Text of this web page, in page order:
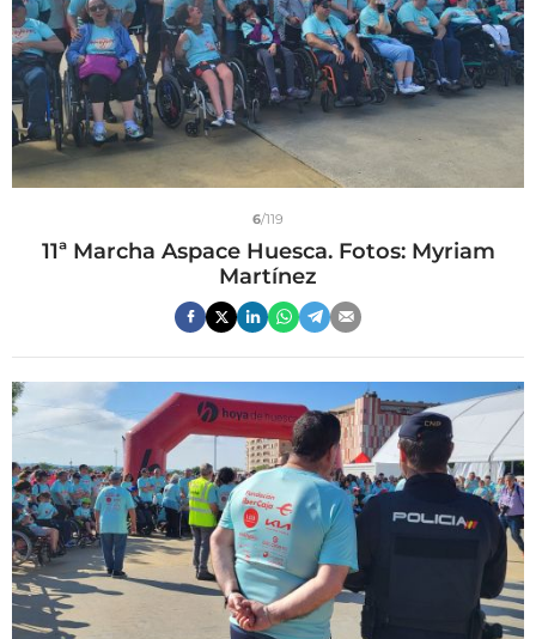
6/119
11ª Marcha Aspace Huesca. Fotos: Myriam
Martínez